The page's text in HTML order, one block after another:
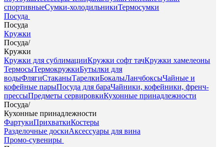
спортивныеСумки-холодильникиТермосумки
Посуда
Посуда
Кружки
Посуда/
Кружки
Кружки для сублимацииКружки софт тачКружки хамелеоны
ТермосыТермокружкиБутылки для
водыФлягиСтаканыТарелкиБокалыЛанчбоксыЧайные и
кофейные парыПосуда для бараЧайники, кофейники, френч-
прессыПредметы сервировкиКухонные принадлежности
Посуда/
Кухонные принадлежности
ФартукиПрихваткиКостеры
Разделочные доскиАксессуары для вина
Промо-сувениры